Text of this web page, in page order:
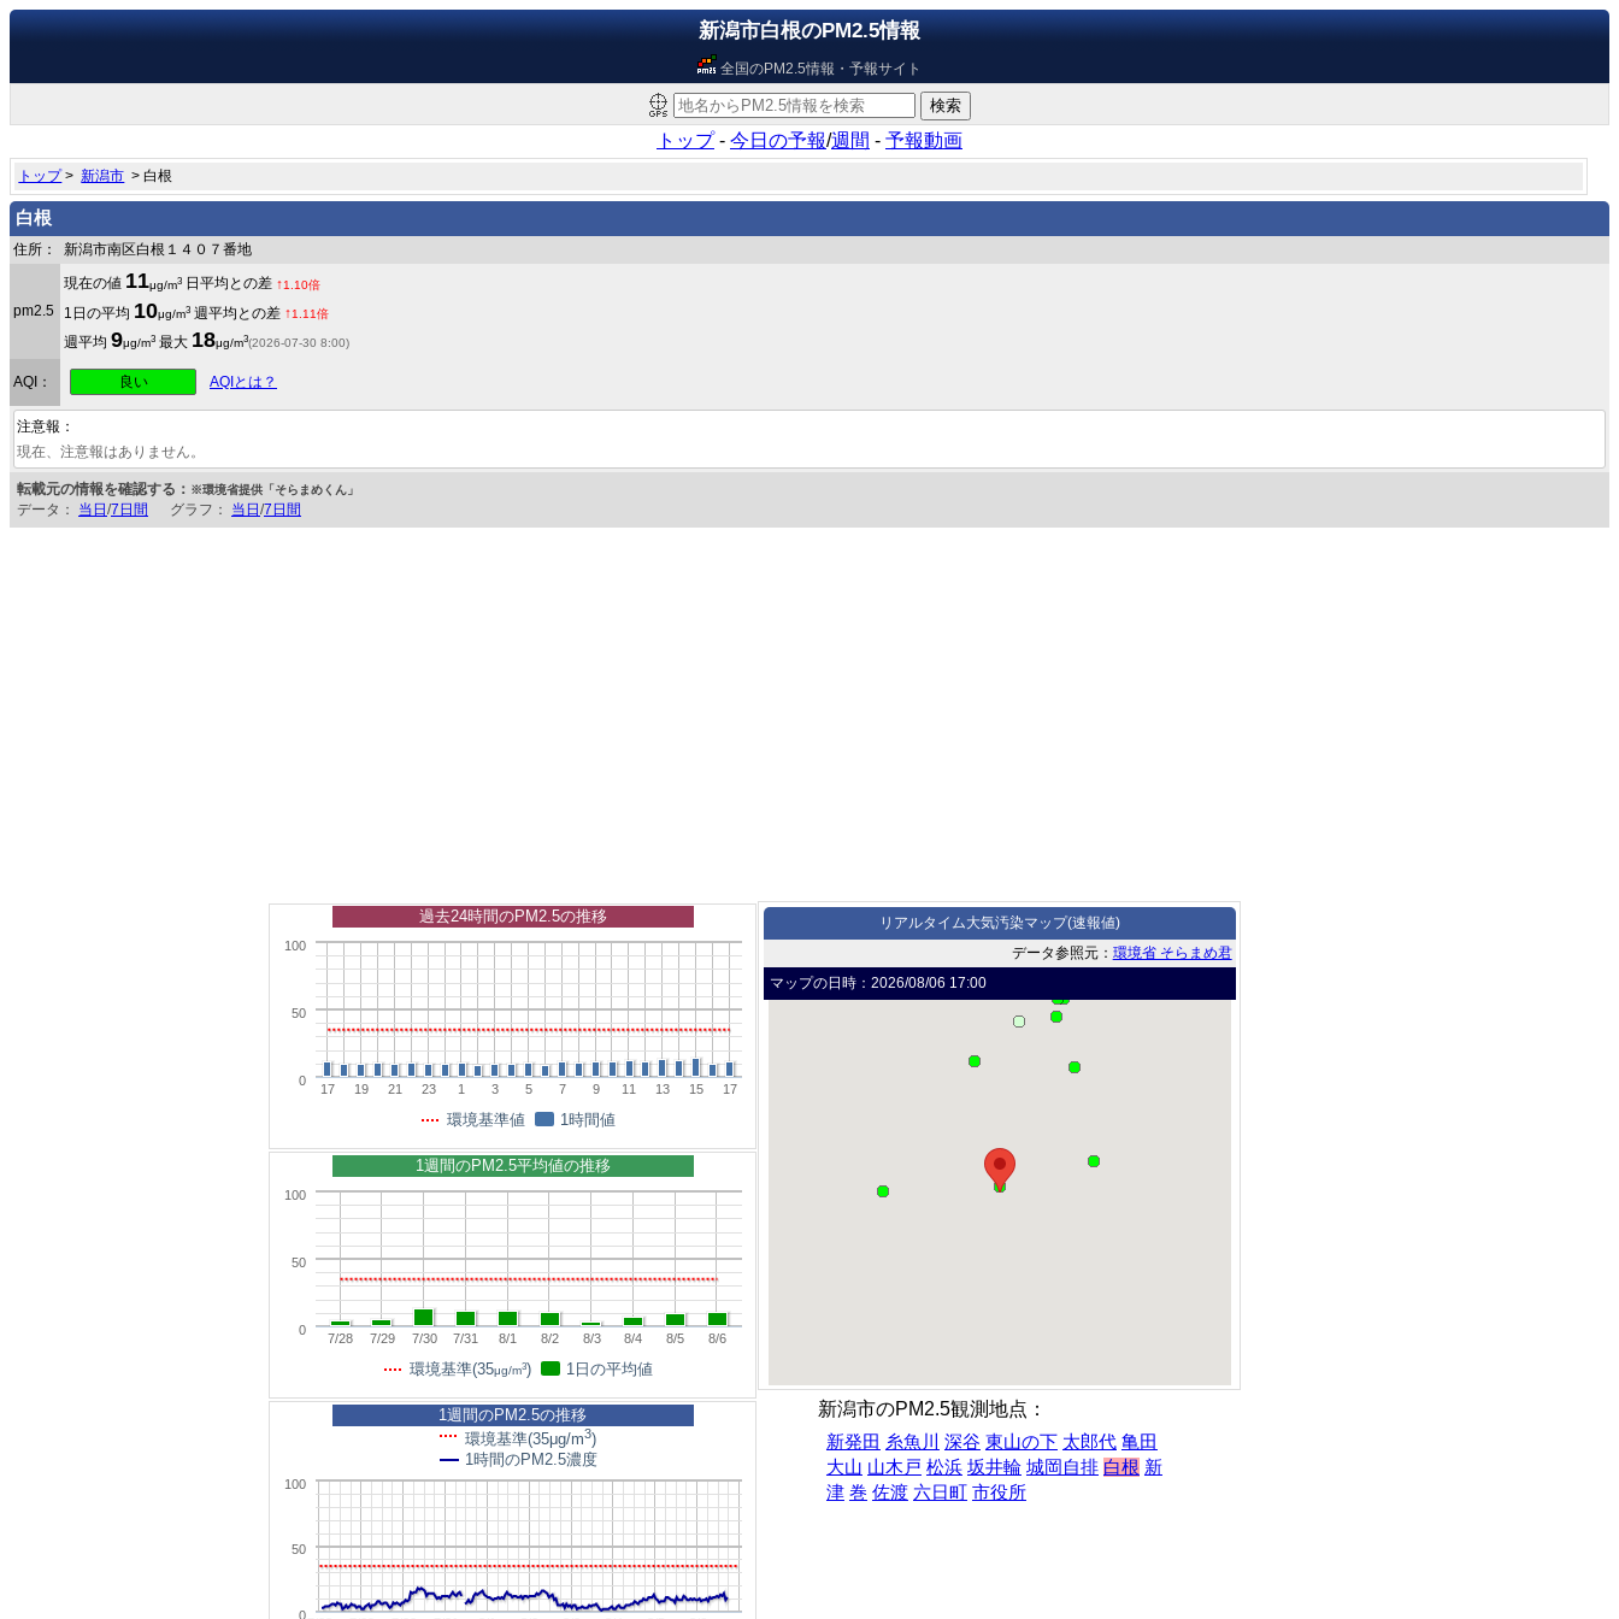
新潟市白根のPM2.5情報
全国のPM2.5情報・予報サイト
トップ- 今日の予報/週間 - 予報動画
トップ>新潟市 > 白根
白根
住所： 新潟市南区白根１４０７番地
pm2.5
現在の値 11μg/m3 日平均との差 ↑1.10倍
1日の平均 10μg/m3 週平均との差 ↑1.11倍
週平均 9μg/m3 最大 18μg/m3(2026-07-30 8:00)
AQI： 良い AQIとは？
注意報：
現在、注意報はありません。
転載元の情報を確認する： ※環境省提供「そらまめくん」
データ： 当日 /7日間 グラフ： 当日 /7日間
17 19 21 23 1 3 5 7 9 11 13 15 17
0
50
100
過去24時間のPM2.5の推移
環境基準値 1時間値
7/28 7/29 7/30 7/31 8/1 8/2 8/3 8/4 8/5 8/6
0
50
100
1週間のPM2.5平均値の推移
環境基準(35μg/m3) 1日の平均値
0
50
100
1週間のPM2.5の推移
環境基準(35μg/m3)
1時間のPM2.5濃度
リアルタイム大気汚染マップ(速報値)
データ参照元： 環境省 そらまめ君
マップの日時： 2026/08/06 17:00
新潟市のPM2.5観測地点：
新発田 糸魚川 深谷 東山の下 太郎代 亀田
大山 山木戸 松浜 坂井輪 城岡自排 白根 新
津 巻 佐渡 六日町 市役所